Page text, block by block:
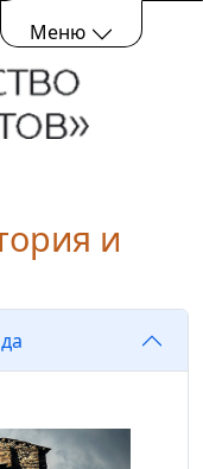
Меню
и